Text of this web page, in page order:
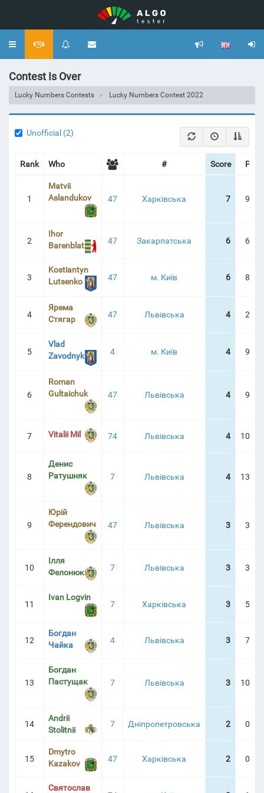
Toggle
Contest Is Over
Lucky Numbers Contests Lucky Numbers Contest 2022
Unofficial (2)
Rank Who # Score
1
Matvii
Aslandukov
47 Харківська 7
2
Ihor
Barenblat
47 Закарпатська 6
3
Kostiantyn
Lutsenko
47 м. Київ 6
4
Ярема
Стягар
47 Львівська 4
5
Vlad
Zavodnyk
4 м. Київ 4
6
Roman
Gultaichuk
47 Львівська 4
7 Vitalii Mil 74 Львівська 4
8
Денис
Ратушняк
7 Львівська 4
9
Юрій
Ферендович
47 Львівська 3
10
Ілля
Фелонюк
7 Львівська 3
11
Ivan Logvin
7 Харківська 3
12
Богдан
Чайка
4 Львівська 3
13
Богдан
Пастущак
7 Львівська 3
14
Andrii
Stolitnii
7 Дніпропетровська 2
15
Dmytro
Kazakov
47 Харківська 2
Святослав